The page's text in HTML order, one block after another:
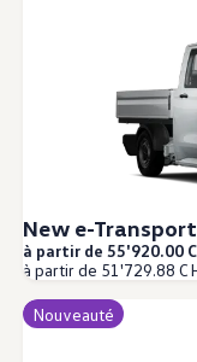
New e-
à partir de 55'920.00
à partir de 51'729.88
Nouveauté